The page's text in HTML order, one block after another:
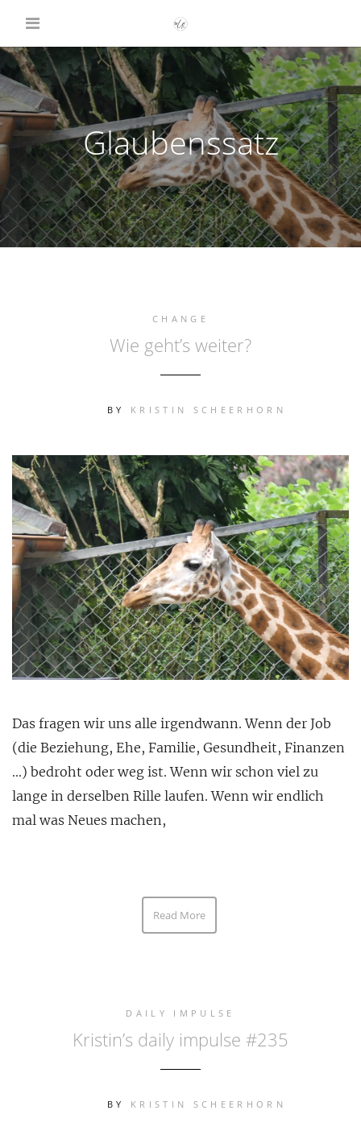
Glaubenssatz
CHANGE
Wie geht’s weiter?
BY KRISTIN SCHEERHORN
Das fragen wir uns alle irgendwann. Wenn der Job
(die Beziehung, Ehe, Familie, Gesundheit, Finanzen
…) bedroht oder weg ist. Wenn wir schon viel zu
lange in derselben Rille laufen. Wenn wir endlich
mal was Neues machen,
Read More
DAILY IMPULSE
Kristin’s daily impulse #235
BY KRISTIN SCHEERHORN